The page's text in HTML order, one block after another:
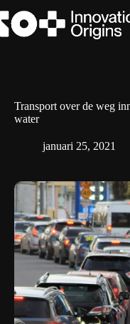
naar
de
Transport over de weg
water
januari 25, 2021